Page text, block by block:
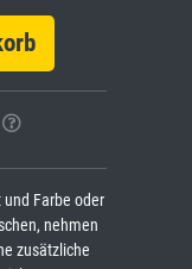
Farbe oder
nehmen
zusätzliche